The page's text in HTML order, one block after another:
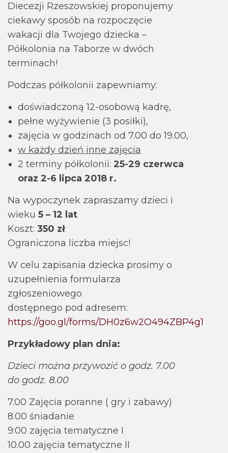
Diecezji Rzeszowskiej proponujemy
ciekawy sposób na rozpoczęcie
wakacji dla Twojego dziecka –
Półkolonia na Taborze w dwóch
terminach!
Podczas półkolonii zapewniamy:
doświadczoną 12-osobową kadrę,
pełne wyżywienie (3 posiłki),
zajęcia w godzinach od 7.00 do 19.00,
w każdy dzień inne zajęcia
2 terminy półkolonii: 25-29 czerwca
oraz 2-6 lipca 2018 r.
Na wypoczynek zapraszamy dzieci i
wieku 5 – 12 lat
Koszt: 350 zł
Ograniczona liczba miejsc!
W celu zapisania dziecka prosimy o
uzupełnienia formularza
zgłoszeniowego
dostępnego pod adresem:
https://goo.gl/forms/DH0z6w2O494ZBP4g1
Przykładowy plan dnia:
Dzieci można przywozić o godz. 7.00
do godz. 8.00
7.00 Zajęcia poranne ( gry i zabawy)
8.00 śniadanie
9:00 zajęcia tematyczne I
10.00 zajęcia tematyczne II